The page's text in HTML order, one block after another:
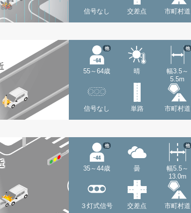
信号なし 交差点 市町村道
55～64歳
他
晴
幅3.5～
5.5m
他
信号なし 単路 市町村道
35～44歳
他
曇
幅5.5～
13.0m
他
３灯式信号 交差点 市町村道